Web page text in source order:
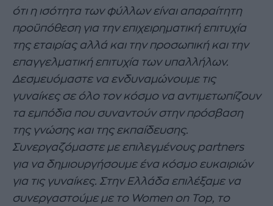
ότι η ισότητα των φύλλων είναι απαραίτητη
προϋπόθεση για την επιχειρηματική επιτυχία
της εταιρίας αλλά και την προσωπική και την
επαγγελματική επιτυχία των υπαλλήλων.
Δεσμευόμαστε να ενδυναμώνουμε τις
γυναίκες σε όλο τον κόσμο να αντιμετωπίζουν
τα εμπόδια που συναντούν στην πρόσβαση
της γνώσης και της εκπαίδευσης.
Συνεργαζόμαστε με επιλεγμένους partners
για να δημιουργήσουμε ένα κόσμο ευκαιριών
για τις γυναίκες. Στην Ελλάδα επιλέξαμε να
συνεργαστούμε με το Women on Top, το